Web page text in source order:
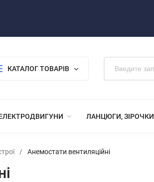
КАТАЛОГ ТОВАРІВ
ЛАНЦЮГИ, ЗІРОЧКИ
/ Анемостати вентиляційні